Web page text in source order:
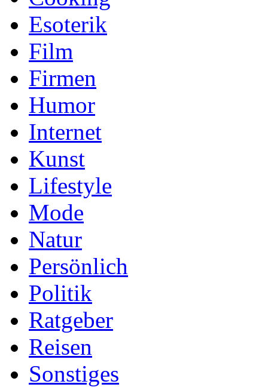
Esoterik
Film
Firmen
Humor
Internet
Kunst
Lifestyle
Mode
Natur
Persönlich
Politik
Ratgeber
Reisen
Sonstiges